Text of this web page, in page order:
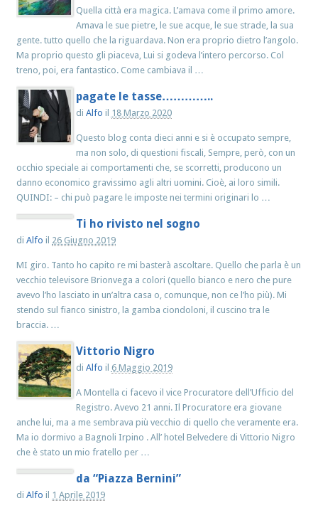
Quella città era magica. L’amava come il primo amore.
Amava le sue pietre, le sue acque, le sue strade, la sua
gente. tutto quello che la riguardava. Non era proprio dietro l’angolo.
Ma proprio questo gli piaceva, Lui si godeva l’intero percorso. Col
treno, poi, era fantastico. Come cambiava il …
pagate le tasse…………..
di Alfo il 18 Marzo 2020
Questo blog conta dieci anni e si è occupato sempre,
ma non solo, di questioni fiscali, Sempre, però, con un
occhio speciale ai comportamenti che, se scorretti, producono un
danno economico gravissimo agli altri uomini. Cioè, ai loro simili.
QUINDI: – chi può pagare le imposte nei termini originari lo …
Ti ho rivisto nel sogno
diAlfo il 26 Giugno 2019
MI giro. Tanto ho capito re mi basterà ascoltare. Quello che parla è un
vecchio televisore Brionvega a colori (quello bianco e nero che pure
avevo l’ho lasciato in un’altra casa o, comunque, non ce l’ho più). Mi
stendo sul fianco sinistro, la gamba ciondoloni, il cuscino tra le
braccia. …
Vittorio Nigro
di Alfo il 6 Maggio 2019
A Montella ci facevo il vice Procuratore dell’Ufficio del
Registro. Avevo 21 anni. Il Procuratore era giovane
anche lui, ma a me sembrava più vecchio di quello che veramente era.
Ma io dormivo a Bagnoli Irpino . All’ hotel Belvedere di Vittorio Nigro
che è stato un mio fratello per …
da “Piazza Bernini”
diAlfo il 1 Aprile 2019